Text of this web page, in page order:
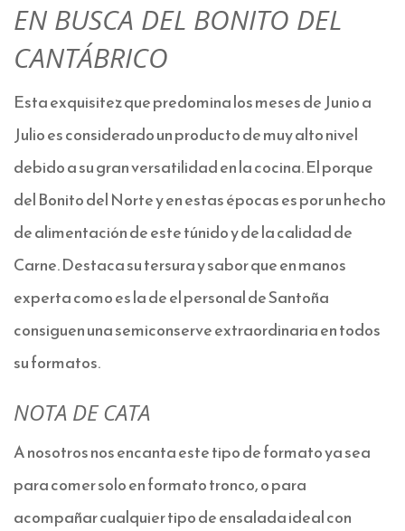
EN BUSCA DEL BONITO DEL
CANTÁBRICO
Esta exquisitez que predomina los meses de Junio a
Julio es considerado un producto de muy alto nivel
debido a su gran versatilidad en la cocina. El porque
del Bonito del Norte y en estas épocas es por un hecho
de alimentación de este túnido y de la calidad de
Carne. Destaca su tersura y sabor que en manos
experta como es la de el personal de Santoña
consiguen una semiconserve extraordinaria en todos
su formatos.
NOTA DE CATA
A nosotros nos encanta este tipo de formato ya sea
para comer solo en formato tronco, o para
acompañar cualquier tipo de ensalada ideal con